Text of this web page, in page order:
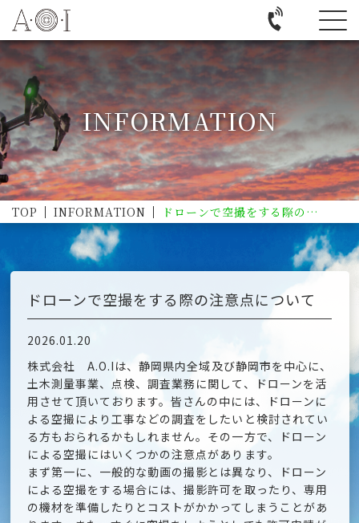
INFORMATION
TOP INFORMATION ドローンで空撮をする際の注意点について
ドローンで空撮をする際の注意点について
2026.01.20
株式会社 A.O.Iは、静岡県内全域及び静岡市を中心に、
土木測量事業、点検、調査業務に関して、ドローンを活
用させて頂いております。皆さんの中には、ドローンに
よる空撮により工事などの調査をしたいと検討されてい
る方もおられるかもしれません。その一方で、ドローン
による空撮にはいくつかの注意点があります。
まず第一に、一般的な動画の撮影とは異なり、ドローン
による空撮をする場合には、撮影許可を取ったり、専用
の機材を準備したりとコストがかかってしまうことがあ